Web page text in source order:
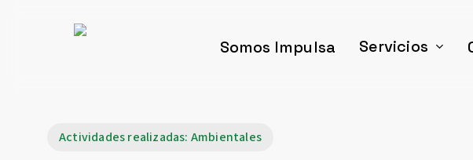
Somos Impulsa Servicios
Actividades realizadas: Ambientales